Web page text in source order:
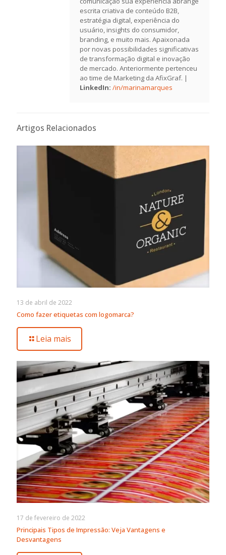
escrita criativa de conteúdo B2B,
estratégia digital, experiência do
usuário, insights do consumidor,
branding, e muito mais. Apaixonada
por novas possibilidades significativas
de transformação digital e inovação
de mercado. Anteriormente pertenceu
ao time de Marketing da AfixGraf. |
LinkedIn: /in/marinamarques
Artigos Relacionados
13 de abril de 2022
Como fazer etiquetas com logomarca?
Leia mais
17 de fevereiro de 2022
Principais Tipos de Impressão: Veja Vantagens e
Desvantagens